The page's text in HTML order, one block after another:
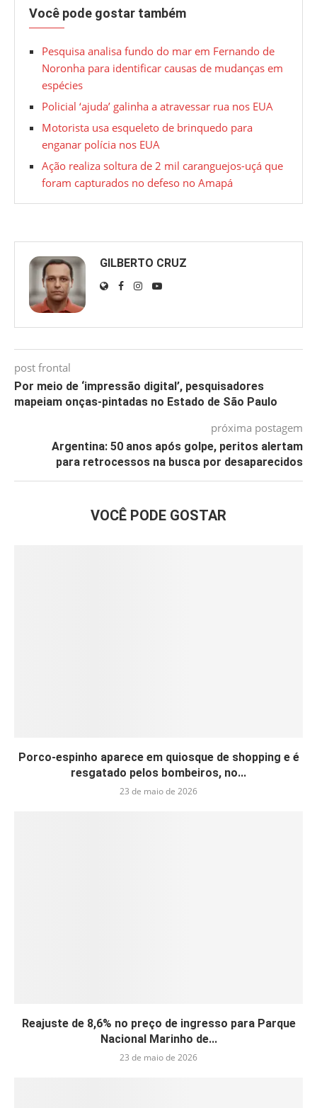
Você pode gostar também
Pesquisa analisa fundo do mar em Fernando de
Noronha para identificar causas de mudanças em
espécies
Policial ‘ajuda’ galinha a atravessar rua nos EUA
Motorista usa esqueleto de brinquedo para
enganar polícia nos EUA
Ação realiza soltura de 2 mil caranguejos-uçá que
foram capturados no defeso no Amapá
GILBERTO CRUZ
post frontal
Por meio de ‘impressão digital’, pesquisadores
mapeiam onças-pintadas no Estado de São Paulo
próxima postagem
Argentina: 50 anos após golpe, peritos alertam
para retrocessos na busca por desaparecidos
VOCÊ PODE GOSTAR
Porco-espinho aparece em quiosque de shopping e é
resgatado pelos bombeiros, no...
23 de maio de 2026
Reajuste de 8,6% no preço de ingresso para Parque
Nacional Marinho de...
23 de maio de 2026